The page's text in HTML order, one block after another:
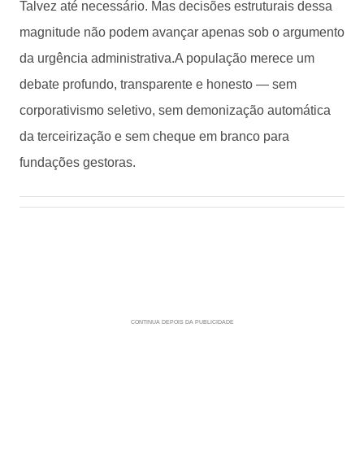
Talvez até necessário. Mas decisões estruturais dessa
magnitude não podem avançar apenas sob o argumento
da urgência administrativa.A população merece um
debate profundo, transparente e honesto — sem
corporativismo seletivo, sem demonização automática
da terceirização e sem cheque em branco para
fundações gestoras.